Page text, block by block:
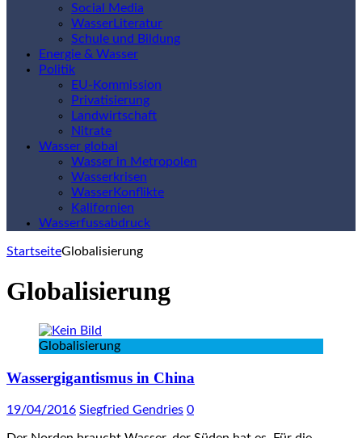
Social Media
WasserLiteratur
Schule und Bildung
Energie & Wasser
Politik
EU-Kommission
Privatisierung
Landwirtschaft
Nitrate
Wasser global
Wasser in Metropolen
Wasserkrisen
WasserKonflikte
Kalifornien
Wasserfussabdruck
StartseiteGlobalisierung
Globalisierung
Globalisierung
Wassergigantismus in China
19/04/2016 Siegfried Gendries 0